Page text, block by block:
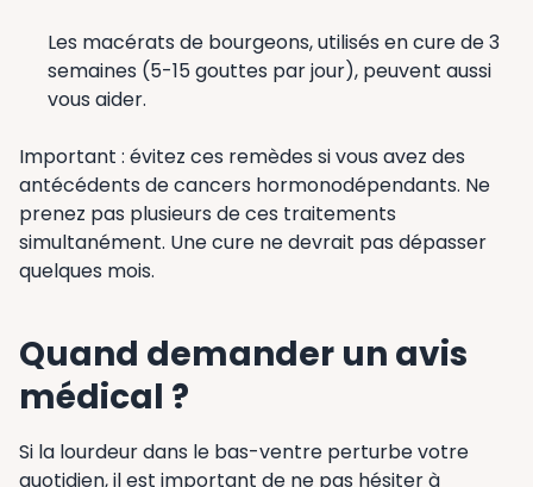
Les macérats de bourgeons, utilisés en cure de 3
semaines (5-15 gouttes par jour), peuvent aussi
vous aider.
Important : évitez ces remèdes si vous avez des
antécédents de cancers hormonodépendants. Ne
prenez pas plusieurs de ces traitements
simultanément. Une cure ne devrait pas dépasser
quelques mois.
Quand demander un avis
médical ?
Si la lourdeur dans le bas-ventre perturbe votre
quotidien, il est important de ne pas hésiter à